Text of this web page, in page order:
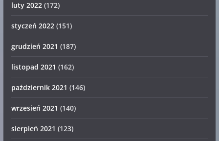
luty 2022(172)
styczeń 2022(151)
grudzień 2021 (187)
listopad 2021 (162)
październik 2021 (146)
wrzesień 2021 (140)
sierpień 2021 (123)